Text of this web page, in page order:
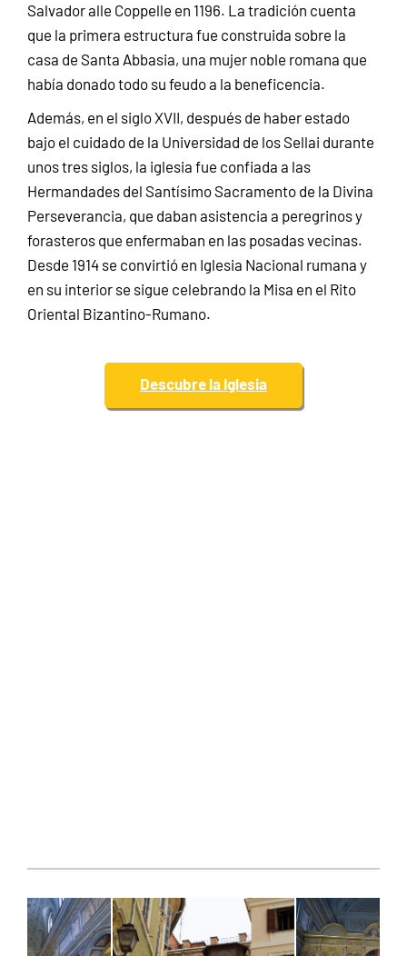
Salvador alle Coppelle en 1196. La tradición cuenta
que la primera estructura fue construida sobre la
casa de Santa Abbasia, una mujer noble romana que
había donado todo su feudo a la beneficencia.
Además, en el siglo XVII, después de haber estado
bajo el cuidado de la Universidad de los Sellai durante
unos tres siglos, la iglesia fue confiada a las
Hermandades del Santísimo Sacramento de la Divina
Perseverancia, que daban asistencia a peregrinos y
forasteros que enfermaban en las posadas vecinas.
Desde 1914 se convirtió en Iglesia Nacional rumana y
en su interior se sigue celebrando la Misa en el Rito
Oriental Bizantino‑Rumano.
Descubre la Iglesia